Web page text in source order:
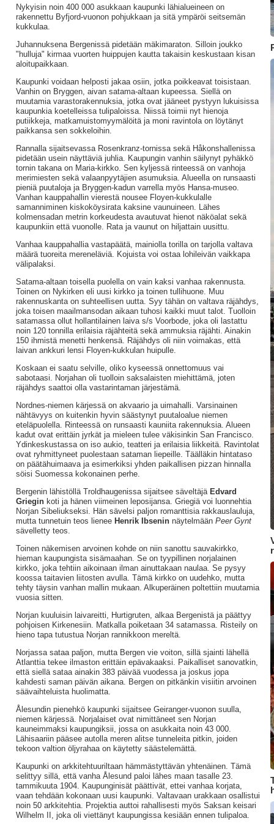
Nykyisin noin 400 000 asukkaan kaupunki lähialueineen on
rakennettu Byfjord-vuonon pohjukkaan ja sitä ympäröi seitsemän
kukkulaa.
Juhannuksena Bergenissä pidetään mäkimaraton. Silloin joukko
"hulluja" kirmaa vuorten huippujen kautta takaisin keskustaan kisan
aloitupaikkaan.
Kaupunki voidaan helposti jakaa osiin, jotka poikkeavat toisistaan.
Vanhin on Bryggen, aivan satama-altaan kupeessa. Siellä on
muutamia varastorakennuksia, jotka ovat jääneet pystyyn lukuisissa
kaupunkia koetelleissa tulipaloissa. Niissä toimii nyt hienoja
putiikkeja, matkamuistomyymälöitä ja moni ravintola on löytänyt
paikkansa sen sokkeloihin.
Rannalla sijaitsevassa Rosenkranz-tornissa sekä Håkonshallenissa
pidetään usein näyttäviä juhlia. Kaupungin vanhin säilynyt pyhäkkö
tornin takana on Maria-kirkko. Sen kyljessä rinteessä on vanhoja
merimiesten sekä valaanpyytäjien asumuksia. Alueella on runsaasti
pieniä puutaloja ja Bryggen-kadun varrella myös Hansa-museo.
Vanhan kauppahallin vierestä nousee Floyen-kukkulalle
samanniminen kiskoköysirata kaksine vaunuineen. Lähes
kolmensadan metrin korkeudesta avautuvat hienot näköalat sekä
kaupunkiin että vuonolle. Rata ja vaunut on hiljattain uusittu.
Vanhaa kauppahallia vastapäätä, mainiolla torilla on tarjolla valtava
määrä tuoreita mereneläviä. Kojuista voi ostaa lohileivän vaikkapa
välipalaksi.
Satama-altaan toisella puolella on vain kaksi vanhaa rakennusta.
Toinen on Nykirken eli uusi kirkko ja toinen tullihuone. Muu
rakennuskanta on suhteellisen uutta. Syy tähän on valtava räjähdys,
joka toisen maailmansodan aikaan tuhosi kaikki muut talot. Tuolloin
satamassa ollut hollantilainen laiva s/s Voorbode, joka oli lastattu
noin 120 tonnilla erilaisia räjähteitä sekä ammuksia räjähti. Ainakin
150 ihmistä menetti henkensä. Räjähdys oli niin voimakas, että
laivan ankkuri lensi Floyen-kukkulan huipulle.
Koskaan ei saatu selville, oliko kyseessä onnettomuus vai
sabotaasi. Norjahan oli tuolloin saksalaisten miehittämä, joten
räjähdys saattoi olla vastarintaman järjestämä.
Nordnes-niemen kärjessä on akvaario ja uimahalli. Varsinainen
nähtävyys on kuitenkin hyvin säästynyt puutaloalue niemen
eteläpuolella. Rinteessä on runsaasti kauniita rakennuksia. Alueen
kadut ovat erittäin jyrkät ja mieleen tulee väkisinkin San Francisco.
Ydinkeskustassa on iso aukio, teatteri ja erilaisia liikkeitä. Ravintolat
ovat ryhmittyneet puolestaan sataman liepeille. Täälläkin hintataso
on päätähuimaava ja esimerkiksi yhden paikallisen pizzan hinnalla
söisi Suomessa kokonainen perhe.
Bergenin lähistöllä Troldhaugenissa sijaitsee säveltäjäEdvard
Grieginkoti ja hänen viimeinen leposijansa. Griegiä voi luonnehtia
Norjan Sibeliukseksi. Hän sävelsi paljon romanttisia rakkauslauluja,
mutta tunnetuin teos lienee Henrik Ibseninnäytelmään Peer Gynt
sävelletty teos.
Toinen näkemisen arvoinen kohde on niin sanottu sauvakirkko,
hieman kaupungista sisämaahan. Se on tyypillinen norjalainen
kirkko, joka tehtiin aikoinaan ilman ainuttakaan naulaa. Se pysyy
koossa taitavien liitosten avulla. Tämä kirkko on uudehko, mutta
tehty täysin vanhan mallin mukaan. Alkuperäinen poltettiin muutamia
vuosia sitten.
Norjan kuuluisin laivareitti, Hurtigruten, alkaa Bergenistä ja päättyy
pohjoisen Kirkenesiin. Matkalla poiketaan 34 satamassa. Risteily on
hieno tapa tutustua Norjan rannikkoon mereltä.
Norjassa sataa paljon, mutta Bergen vie voiton, sillä sjainti lähellä
Atlanttia tekee ilmaston erittäin epävakaaksi. Paikalliset sanovatkin,
että siellä sataa ainakin 383 päivää vuodessa ja joskus jopa
kahdesti saman päivän aikana. Bergen on pitkänkin visiitin arvoinen
säävaihteluista huolimatta.
Ålesundin pienehkö kaupunki sijaitsee Geiranger-vuonon suulla,
niemen kärjessä. Norjalaiset ovat nimittäneet sen Norjan
kauneimmaksi kaupungiksii, jossa on asukkaita noin 43 000.
Lähisaariin pääsee autolla meren alitse tunneleita pitkin, joiden
tekoon valtion öljyrahaa on käytetty säästelemättä.
Kaupunki on arkkitehtuuriltaan hämmästyttävän yhtenäinen. Tämä
selittyy sillä, että vanha Ålesund paloi lähes maan tasalle 23.
tammikuuta 1904. Kaupunginisät päättivät, ettei vanhaa korjata,
vaan tehdään kokonaan uusi kaupunki. Valtavaan urakkaan osallistui
noin 50 arkkitehtia. Projektia auttoi rahallisesti myös Saksan keisari
Wilhelm II, joka oli viettänyt kaupungissa kesiään ennen tulipaloa.